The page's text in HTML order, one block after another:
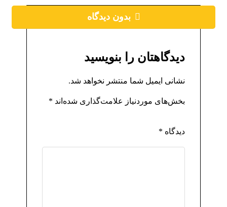
بدون دیدگاه
دیدگاهتان را بنویسید
نشانی ایمیل شما منتشر نخواهد شد.
بخش‌های موردنیاز علامت‌گذاری شده‌اند *
دیدگاه *